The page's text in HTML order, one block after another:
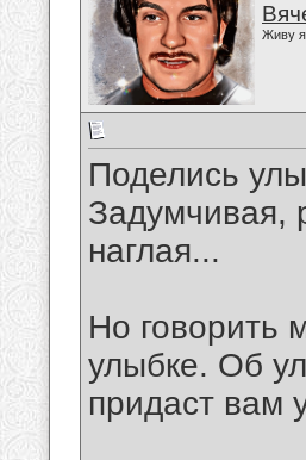
Живу я
Поделись
Задумчивая,
наглая...
Но говорить
улыбке. Об
придаст вам